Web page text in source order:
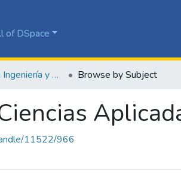
of DSpace
Doctorado en Ingeniería y Ciencias Aplicadas Browse by Subject
11522/966